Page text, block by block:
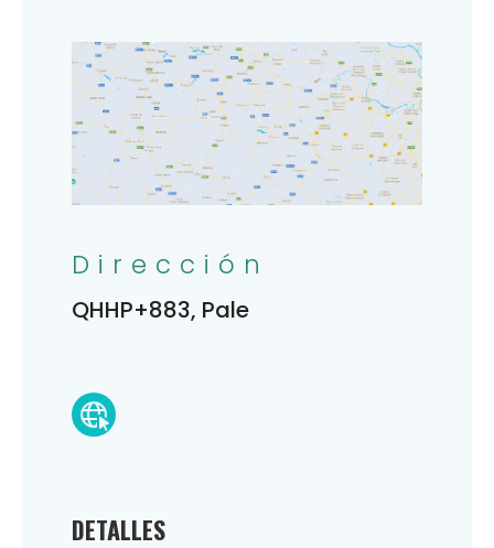
DETALLES
Dirección
QHHP+883, Pale